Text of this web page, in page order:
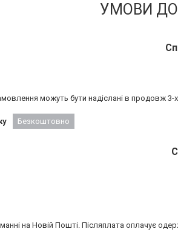
УМОВИ
можуть бути надіслані в продовж 3-
Безкоштовно
на Новій Пошті. Післяплата оплачує